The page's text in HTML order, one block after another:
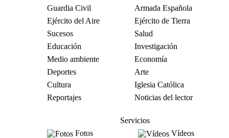
Guardia Civil
Armada Española
Ejército del Aire
Ejército de Tierra
Sucesos
Salud
Educación
Investigación
Medio ambiente
Economía
Deportes
Arte
Cultura
Iglesia Católica
Reportajes
Noticias del lector
Servicios
Fotos
Vídeos